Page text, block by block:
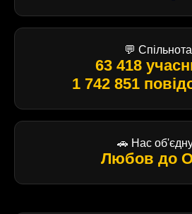
💬 Спільнота
63 418
1 742 851
🚗 Нас
Любов до